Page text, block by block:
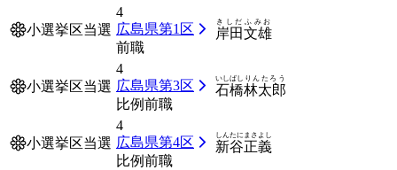
小選挙区当選
4
広島県第1区
前職
岸田
きしだ
文雄
ふみお
小選挙区当選
4
広島県第3区
比例前職
石橋
いしばし
林太郎
りんたろう
小選挙区当選
4
広島県第4区
比例前職
新谷
しんたに
正義
まさよし